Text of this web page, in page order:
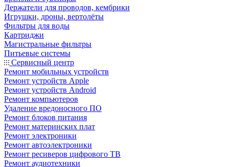
Держатели для проводов, кембрики
Игрушки, дроны, вертолёты
Фильтры для воды
Картриджи
Магистральные фильтры
Питьевые системы
Сервисный центр
Ремонт мобильных устройств
Ремонт устройств Apple
Ремонт устройств Android
Ремонт компьютеров
Удаление вредоносного ПО
Ремонт блоков питания
Ремонт материнских плат
Ремонт электроники
Ремонт автоэлектроники
Ремонт ресиверов цифрового ТВ
Ремонт аудиотехники